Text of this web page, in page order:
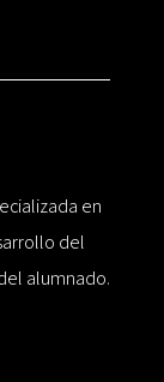
en
del
alumnado.